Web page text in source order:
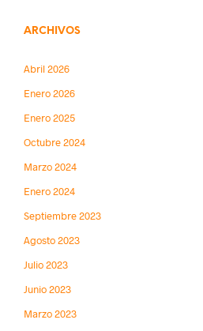
ARCHIVOS
Abril 2026
Enero 2026
Enero 2025
Octubre 2024
Marzo 2024
Enero 2024
Septiembre 2023
Agosto 2023
Julio 2023
Junio 2023
Marzo 2023